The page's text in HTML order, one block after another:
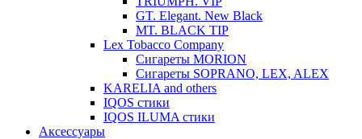
GT. Elegant. New Black
MT. BLACK TIP
Lex Tobacco Company
Сигареты MORION
Сигареты SOPRANO, LEX, ALEX
KARELIA and others
IQOS стики
IQOS ILUMA стики
Аксессуары